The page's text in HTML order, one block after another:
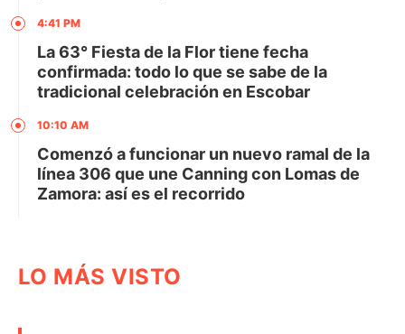
4:41 PM
La 63° Fiesta de la Flor tiene fecha
confirmada: todo lo que se sabe de la
tradicional celebración en Escobar
10:10 AM
Comenzó a funcionar un nuevo ramal de la
línea 306 que une Canning con Lomas de
Zamora: así es el recorrido
LO MÁS VISTO